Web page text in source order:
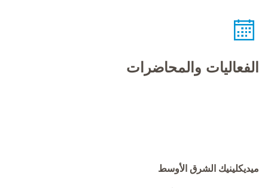
الفعاليات والمحاضرات
ميديكلينيك الشرق الأوسط